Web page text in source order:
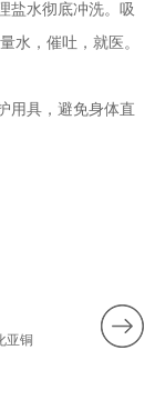
盐水彻底冲洗。吸
水，催吐，就医。
用具，避免身体直
亚铜